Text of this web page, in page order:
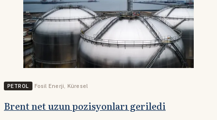
PETROL Fosil Enerji Küresel
Brent net uzun pozisyonları geriledi